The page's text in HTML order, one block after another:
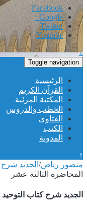
Facebook
Google+
Twitter
Youtube
↓
Toggle navigation
الرئيسية
القرآن الكريم
المكتبة المرئية
الخطب والدروس
الفتاوى
الكتب
المدونة
↑
منصور رياض/ الجديد
المحاضرة الثالثة عشر
الجديد شرح كتاب